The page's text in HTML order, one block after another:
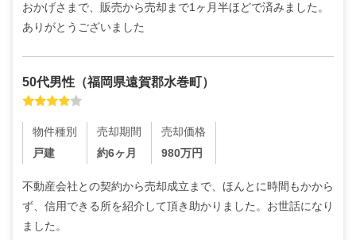
おかげさまで、販売から売却まで1ヶ月半ほどで済みました。
ありがとうございました
50代男性 （福岡県遠賀郡水巻町）
物件種別
戸建
売却期間
約6ヶ月
売却価格
980万円
不動産会社との契約から売却成立まで、ほんとに時間もかから
ず、信用できる所を紹介して頂き助かりました。お世話になり
ました。